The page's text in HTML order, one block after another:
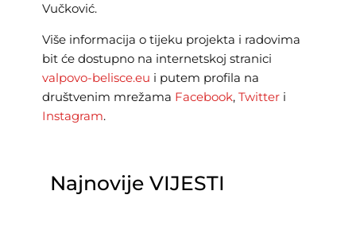
Vučković.
Više informacija o tijeku projekta i radovima
bit će dostupno na internetskoj stranici
valpovo-belisce.eu i putem profila na
društvenim mrežama Facebook, Twitter i
Instagram.
Najnovije VIJESTI